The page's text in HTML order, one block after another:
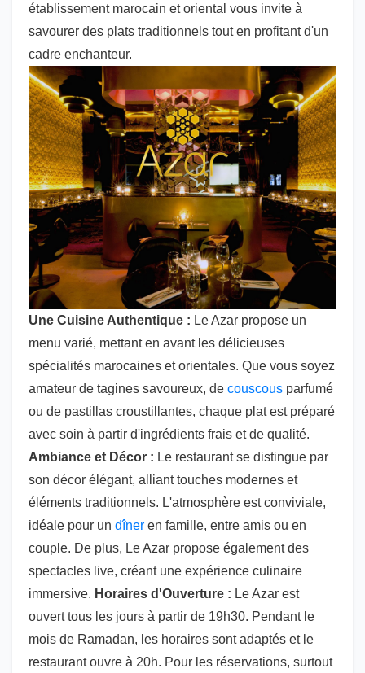
établissement marocain et oriental vous invite à
savourer des plats traditionnels tout en profitant d'un
cadre enchanteur.
Une Cuisine Authentique : Le Azar propose un
menu varié, mettant en avant les délicieuses
spécialités marocaines et orientales. Que vous soyez
amateur de tagines savoureux, de couscous parfumé
ou de pastillas croustillantes, chaque plat est préparé
avec soin à partir d'ingrédients frais et de qualité.
Ambiance et Décor : Le restaurant se distingue par
son décor élégant, alliant touches modernes et
éléments traditionnels. L'atmosphère est conviviale,
idéale pour un dîner en famille, entre amis ou en
couple. De plus, Le Azar propose également des
spectacles live, créant une expérience culinaire
immersive. Horaires d'Ouverture : Le Azar est
ouvert tous les jours à partir de 19h30. Pendant le
mois de Ramadan, les horaires sont adaptés et le
restaurant ouvre à 20h. Pour les réservations, surtout